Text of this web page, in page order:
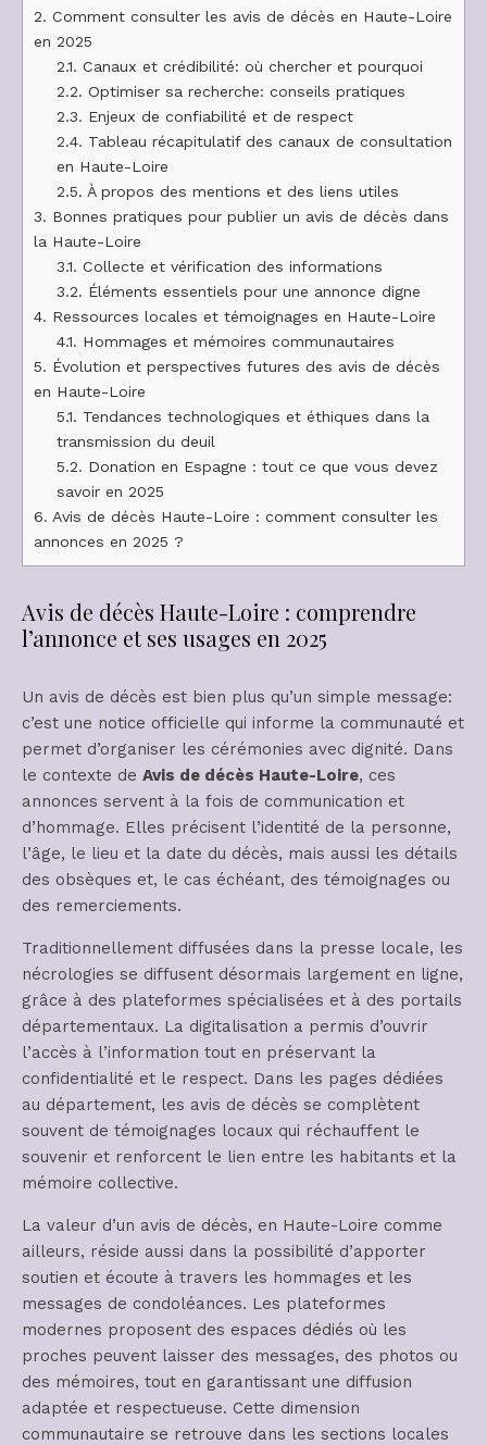
2. Comment consulter les avis de décès en Haute-Loire
en 2025
2.1. Canaux et crédibilité: où chercher et pourquoi
2.2. Optimiser sa recherche: conseils pratiques
2.3. Enjeux de confiabilité et de respect
2.4. Tableau récapitulatif des canaux de consultation
en Haute-Loire
2.5. À propos des mentions et des liens utiles
3. Bonnes pratiques pour publier un avis de décès dans
la Haute-Loire
3.1. Collecte et vérification des informations
3.2. Éléments essentiels pour une annonce digne
4. Ressources locales et témoignages en Haute-Loire
4.1. Hommages et mémoires communautaires
5. Évolution et perspectives futures des avis de décès
en Haute-Loire
5.1. Tendances technologiques et éthiques dans la
transmission du deuil
5.2. Donation en Espagne : tout ce que vous devez
savoir en 2025
6. Avis de décès Haute-Loire : comment consulter les
annonces en 2025 ?
Avis de décès Haute-Loire : comprendre
l’annonce et ses usages en 2025
Un avis de décès est bien plus qu’un simple message:
c’est une notice officielle qui informe la communauté et
permet d’organiser les cérémonies avec dignité. Dans
le contexte de Avis de décès Haute-Loire, ces
annonces servent à la fois de communication et
d’hommage. Elles précisent l’identité de la personne,
l’âge, le lieu et la date du décès, mais aussi les détails
des obsèques et, le cas échéant, des témoignages ou
des remerciements.
Traditionnellement diffusées dans la presse locale, les
nécrologies se diffusent désormais largement en ligne,
grâce à des plateformes spécialisées et à des portails
départementaux. La digitalisation a permis d’ouvrir
l’accès à l’information tout en préservant la
confidentialité et le respect. Dans les pages dédiées
au département, les avis de décès se complètent
souvent de témoignages locaux qui réchauffent le
souvenir et renforcent le lien entre les habitants et la
mémoire collective.
La valeur d’un avis de décès, en Haute-Loire comme
ailleurs, réside aussi dans la possibilité d’apporter
soutien et écoute à travers les hommages et les
messages de condoléances. Les plateformes
modernes proposent des espaces dédiés où les
proches peuvent laisser des messages, des photos ou
des mémoires, tout en garantissant une diffusion
adaptée et respectueuse. Cette dimension
communautaire se retrouve dans les sections locales